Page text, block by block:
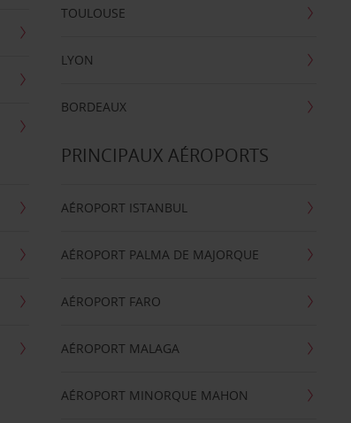
TOULOUSE
LYON
BORDEAUX
PRINCIPAUX AÉROPORTS
AÉROPORT ISTANBUL
AÉROPORT PALMA DE MAJORQUE
AÉROPORT FARO
AÉROPORT MALAGA
AÉROPORT MINORQUE MAHON